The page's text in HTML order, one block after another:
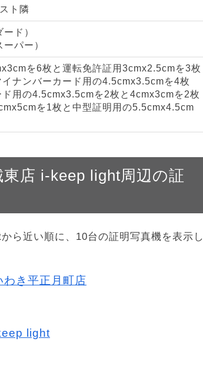
ト隣
ド）
パー）
を6枚と運転免許証用3cmx2.5cmを3枚
イナンバーカード用の4.5cmx3.5cmを4枚
ド用の4.5cmx3.5cmを2枚と4cmx3cmを2枚
を1枚と中型証明用の5.5cmx4.5cm
店 i-keep light周辺の証
ら近い順に、10台の証明写真機を表示し
き平正月町店
light